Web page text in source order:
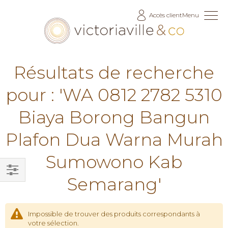
Accès clientMenu
Résultats de recherche
pour : 'WA 0812 2782 5310
Biaya Borong Bangun
Plafon Dua Warna Murah
Sumowono Kab
Semarang'
Impossible de trouver des produits correspondants à
votre sélection.
Filtrer